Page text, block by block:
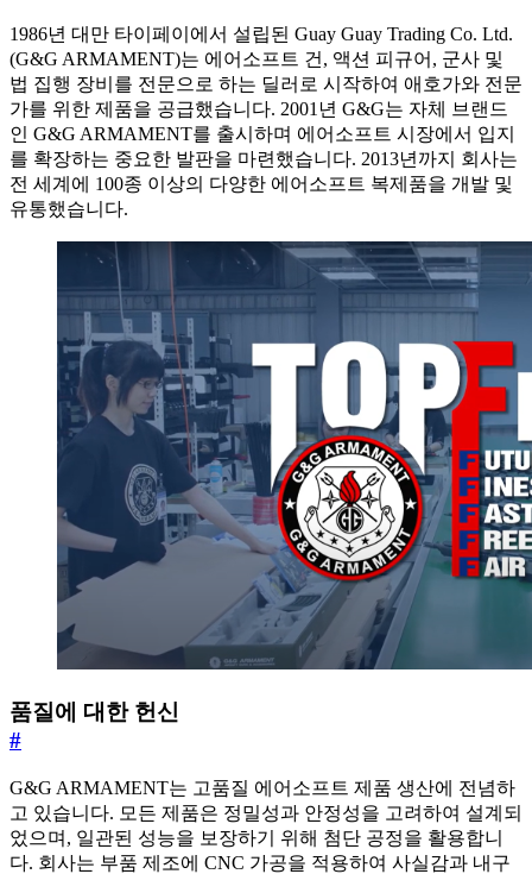
1986년 대만 타이페이에서 설립된 Guay Guay Trading Co. Ltd.
(G&G ARMAMENT)는 에어소프트 건, 액션 피규어, 군사 및
법 집행 장비를 전문으로 하는 딜러로 시작하여 애호가와 전문
가를 위한 제품을 공급했습니다. 2001년 G&G는 자체 브랜드
인 G&G ARMAMENT를 출시하며 에어소프트 시장에서 입지
를 확장하는 중요한 발판을 마련했습니다. 2013년까지 회사는
전 세계에 100종 이상의 다양한 에어소프트 복제품을 개발 및
유통했습니다.
품질에 대한 헌신
#
G&G ARMAMENT는 고품질 에어소프트 제품 생산에 전념하
고 있습니다. 모든 제품은 정밀성과 안정성을 고려하여 설계되
었으며, 일관된 성능을 보장하기 위해 첨단 공정을 활용합니
다. 회사는 부품 제조에 CNC 가공을 적용하여 사실감과 내구